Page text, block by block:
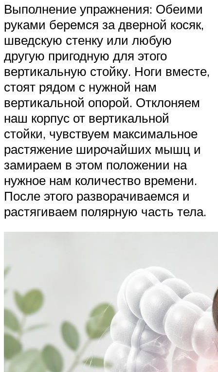
Выполнение упражнения: Обеими
руками беремся за дверной косяк,
шведскую стенку или любую
другую пригодную для этого
вертикальную стойку. Ноги вместе,
стоят рядом с нужной нам
вертикальной опорой. Отклоняем
наш корпус от вертикальной
стойки, чувствуем максимальное
растяжение широчайших мышц и
замираем в этом положении на
нужное нам количество времени.
После этого разворачиваемся и
растягиваем полярную часть тела.